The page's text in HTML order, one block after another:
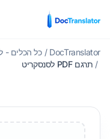
DocTranslator
/ כל הכלים -
/ תרגם PDF לסנסקריט